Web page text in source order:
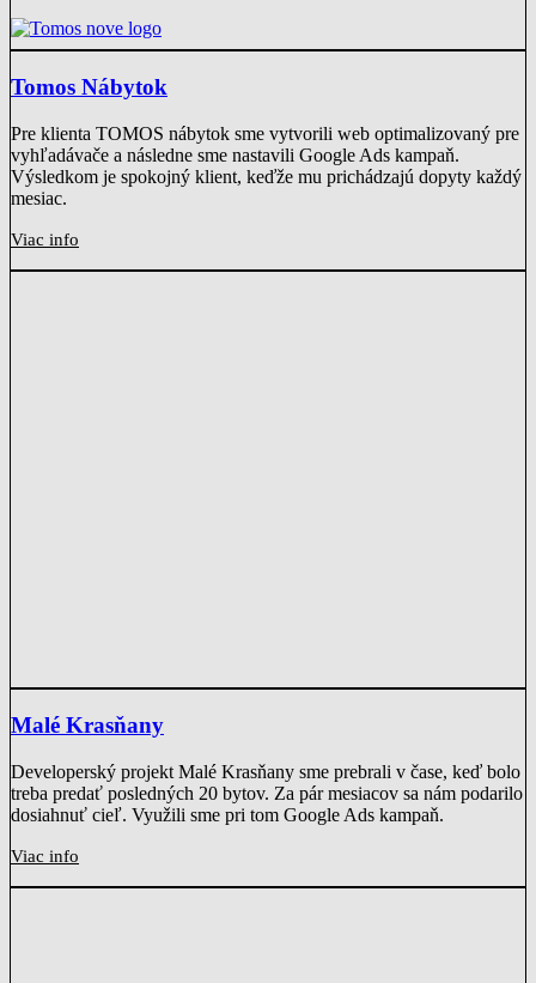
Tomos Nábytok
Pre klienta TOMOS nábytok sme vytvorili web optimalizovaný pre
vyhľadávače a následne sme nastavili Google Ads kampaň.
Výsledkom je spokojný klient, keďže mu prichádzajú dopyty každý
mesiac.
Viac info
Malé Krasňany
Developerský projekt Malé Krasňany sme prebrali v čase, keď bolo
treba predať posledných 20 bytov. Za pár mesiacov sa nám podarilo
dosiahnuť cieľ. Využili sme pri tom Google Ads kampaň.
Viac info